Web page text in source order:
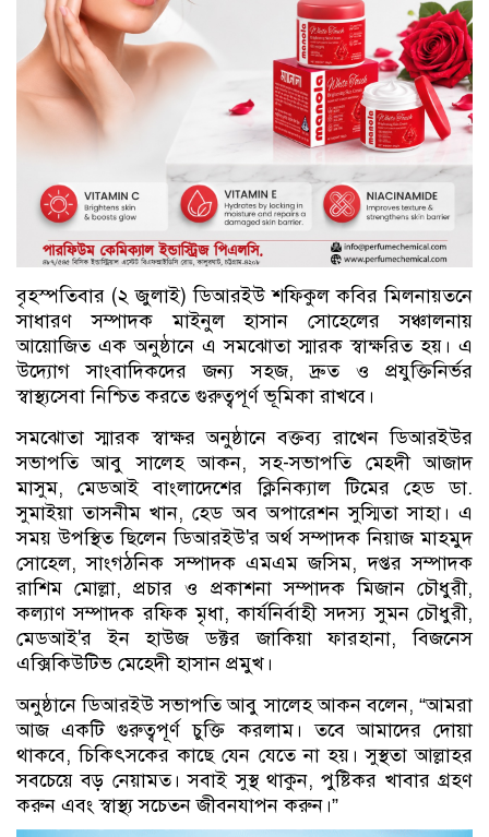
বৃহস্পতিবার (২ জুলাই) ডিআরইউ শফিকুল কবির মিলনায়তনে
সাধারণ সম্পাদক মাইনুল হাসান সোহেলের সঞ্চালনায়
আয়োজিত এক অনুষ্ঠানে এ সমঝোতা স্মারক স্বাক্ষরিত হয়। এ
উদ্যোগ সাংবাদিকদের জন্য সহজ, দ্রুত ও প্রযুক্তিনির্ভর
স্বাস্থ্যসেবা নিশ্চিত করতে গুরুত্বপূর্ণ ভূমিকা রাখবে।
সমঝোতা স্মারক স্বাক্ষর অনুষ্ঠানে বক্তব্য রাখেন ডিআরইউর
সভাপতি আবু সালেহ আকন, সহ-সভাপতি মেহ্দী আজাদ
মাসুম, মেডআই বাংলাদেশের ক্লিনিক্যাল টিমের হেড ডা.
সুমাইয়া তাসনীম খান, হেড অব অপারেশন সুস্মিতা সাহা। এ
সময় উপস্থিত ছিলেন ডিআরইউ'র অর্থ সম্পাদক নিয়াজ মাহমুদ
সোহেল, সাংগঠনিক সম্পাদক এমএম জসিম, দপ্তর সম্পাদক
রাশিম মোল্লা, প্রচার ও প্রকাশনা সম্পাদক মিজান চৌধুরী,
কল্যাণ সম্পাদক রফিক মৃধা, কার্যনির্বাহী সদস্য সুমন চৌধুরী,
মেডআই'র ইন হাউজ ডক্টর জাকিয়া ফারহানা, বিজনেস
এক্সিকিউটিভ মেহেদী হাসান প্রমুখ।
অনুষ্ঠানে ডিআরইউ সভাপতি আবু সালেহ আকন বলেন, “আমরা
আজ একটি গুরুত্বপূর্ণ চুক্তি করলাম। তবে আমাদের দোয়া
থাকবে, চিকিৎসকের কাছে যেন যেতে না হয়। সুস্থতা আল্লাহর
সবচেয়ে বড় নেয়ামত। সবাই সুস্থ থাকুন, পুষ্টিকর খাবার গ্রহণ
করুন এবং স্বাস্থ্য সচেতন জীবনযাপন করুন।”